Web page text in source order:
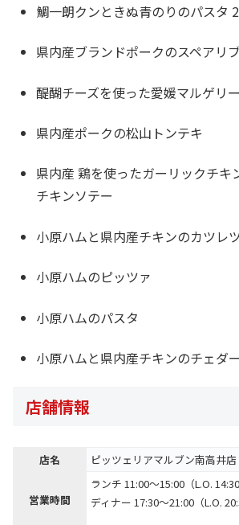
鯛一朗クンときぬ青のりのパスタ
県内産ブランドポークのスペアリ
醍醐チーズを使った愛媛マルゲリ
県内産ポークの松山トンテキ
県内産 鶏を使ったガーリックチキ
チキンソテー
小原ハムと県内産チキンのカツレ
小原ハムのピッツァ
小原ハムのパスタ
小原ハムと県内産チキンのチェダ
店舗情報
店名 ピッツェリアマルブン南高井店
営業時間
ランチ 11:00～15:00（L.O. 14:30
ディナー 17:30～21:00（L.O.